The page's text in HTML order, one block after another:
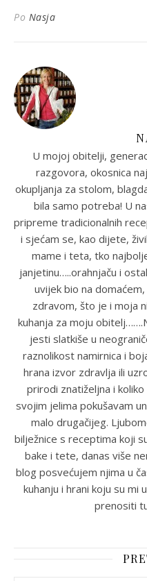
Po Nasja
U mojoj obitelji,
razgovora, okosnica
okupljanja za stolom,
bila samo potreba! U
pripreme tradicionalnih
i sjećam se, kao dijete,
mame i teta, tko
janjetinu…..orahnjaču i
uvijek bio na
zdravom, što je i moja
kuhanja za moju
jesti slatkiše u
raznolikost namirnica i
hrana izvor zdravlja ili
prirodi znatiželjna i
svojim jelima pokušavam
malo drugačijeg.
bilježnice s receptima koji
bake i tete, danas više
blog posvećujem njima u
kuhanju i hrani koju su mi
prenositi